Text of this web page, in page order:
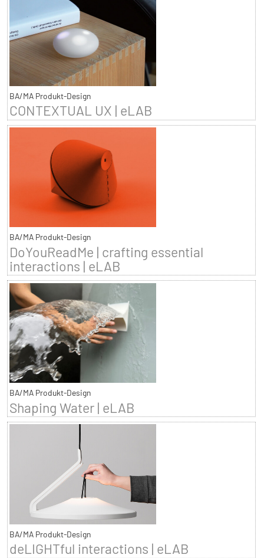
BA/MA Produkt-Design
CONTEXTUAL UX | eLAB
BA/MA Produkt-Design
DoYouReadMe | crafting essential
interactions | eLAB
BA/MA Produkt-Design
Shaping Water | eLAB
BA/MA Produkt-Design
deLIGHTful interactions | eLAB